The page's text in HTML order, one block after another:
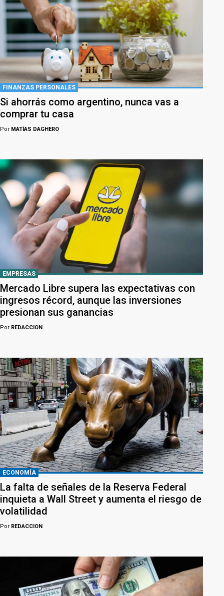
FINANZAS PERSONALES
Si ahorrás como argentino, nunca vas a
comprar tu casa
Por MATÍAS DAGHERO
EMPRESAS
Mercado Libre supera las expectativas con
ingresos récord, aunque las inversiones
presionan sus ganancias
Por REDACCION
ECONOMÍA
La falta de señales de la Reserva Federal
inquieta a Wall Street y aumenta el riesgo de
volatilidad
Por REDACCION